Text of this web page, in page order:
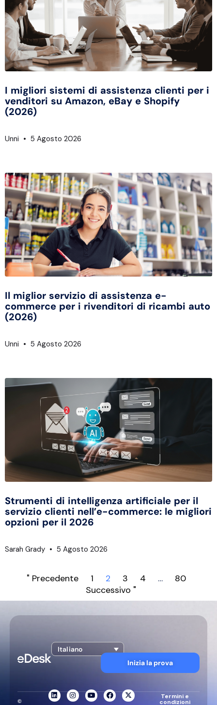
I migliori sistemi di assistenza clienti per i
venditori su Amazon, eBay e Shopify
(2026)
Unni 5 Agosto 2026
Il miglior servizio di assistenza e-
commerce per i rivenditori di ricambi auto
(2026)
Unni 5 Agosto 2026
Strumenti di intelligenza artificiale per il
servizio clienti nell’e-commerce: le migliori
opzioni per il 2026
Sarah Grady 5 Agosto 2026
" Precedente 1 2 3 4 …
80
Successivo "
Italiano
Inizia la prova
©
Termini e
condizioni